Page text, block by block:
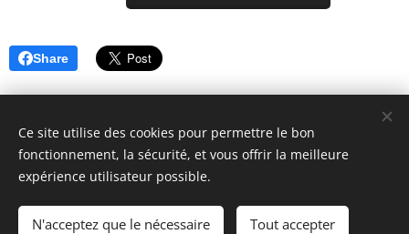
Share
2001-2026 ELYSIUM3 (c) Tous droits réservés.
Mentions Légales Cookies
Ce site utilise des cookies pour permettre le bon
fonctionnement, la sécurité, et vous offrir la meilleure
expérience utilisateur possible.
N'acceptez que le nécessaire Tout accepter